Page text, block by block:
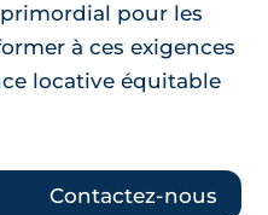
pour les
à ces exigences
locative équitable
Contactez-nous